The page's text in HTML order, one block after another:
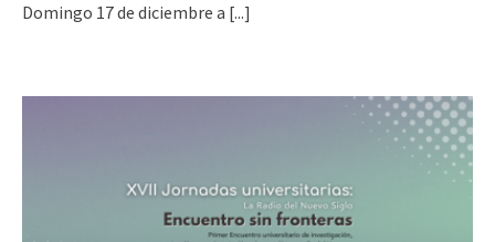
Domingo 17 de diciembre a [...]